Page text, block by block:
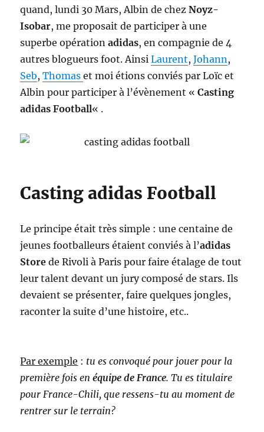
quand, lundi 30 Mars, Albin de chezNoyz-
Isobar, me proposait de participer à une
superbe opérationadidas, en compagnie de 4
autres blogueurs foot. AinsiLaurent,Johann,
Seb,Thomaset moi étions conviés par Loïc et
Albin pour participer à l’évènement «Casting
adidas Football« .
Casting adidas Football
Le principe était très simple : une centaine de
jeunes footballeurs étaient conviés à l’adidas
Storede Rivoli à Paris pour faire étalage de tout
leur talent devant un jury composé de stars. Ils
devaient se présenter, faire quelques jongles,
raconter la suite d’une histoire, etc..
Par exemple : tu es convoqué pour jouer pour la
première fois enéquipe de France. Tu es titulaire
pour France-Chili, que ressens-tu au moment de
rentrer sur le terrain?